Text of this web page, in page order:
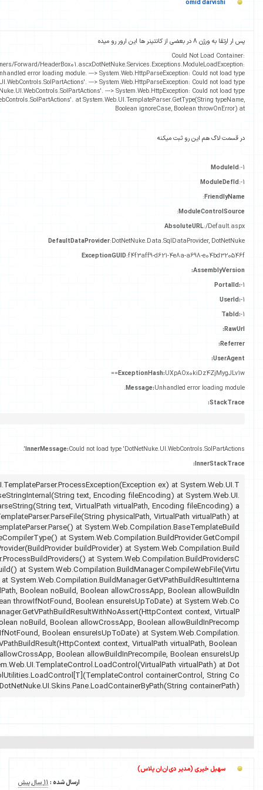
/Portals/_default/Containers/Forward/HeaderBox01.ascx
Unhandled error loading module. --->
'DotNetNuke.UI.WebControls.SolPartActions'. --->
'DotNetNuke.UI.WebControls.SolPartActions'. --->
'DotNetNuke.UI.WebControls.SolPartActions'. at
Boolean ignoreCase,
میکنه
DefaultDataProvider
ExceptionGUID:f4f3aff9-d621-
ExceptionHash:
Message:
InnerMessage:Could not load type
at System.Web.UI.TemplateParser.ProcessException(Exception ex) at System.Web.UI.T
emplateParser.ParseStringInternal(String text, Encoding fileEncoding)
TemplateParser.ParseString(String text, VirtualPath virtualPath,
t System.Web.UI.TemplateParser.ParseFile(String physicalPath,
System.Web.UI.TemplateParser.Parse() at
Provider.get_CodeCompilerType() at
erTypeFromBuildProvider(BuildProvider buildProvider) at
ProvidersCompiler.ProcessBuildProviders() at
ompiler.PerformBuild() at
alPath virtualPath) at
l(VirtualPath virtualPath, Boolean noBuild, Boolean allowCrossApp,
Precompile, Boolean throwIfNotFound, Boolean ensureIsUpToDate) at
ath virtualPath, Boolean noBuild, Boolean allowCrossApp, Boolean
ile, Boolean throwIfNotFound, Boolean ensureIsUpToDate) at
BuildManager.GetVPathBuildResult(HttpContext context, VirtualPath
noBuild, Boolean allowCrossApp, Boolean allowBuildInPrecompile,
ToDate) at System.Web.UI.TemplateControl.LoadControl(VirtualPath
NetNuke.UI.ControlUtilities.LoadControl[T](TemplateControl
ntrolSrc) at
دی‌ان‌ان پلاس)